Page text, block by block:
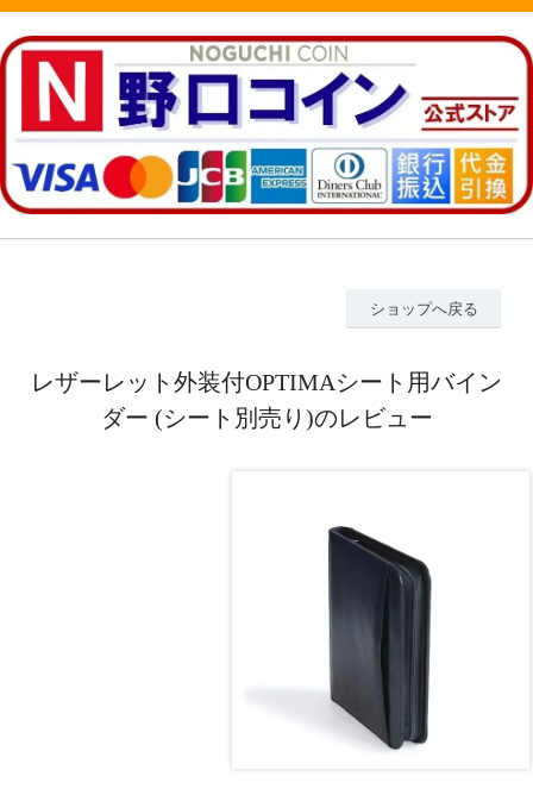
ショップへ戻る
レザーレット外装付OPTIMAシート用バイン
ダー (シート別売り)のレビュー